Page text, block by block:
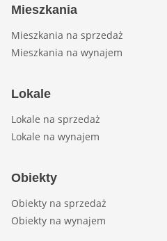
Mieszkania
Mieszkania na sprzedaż
Mieszkania na wynajem
Lokale
Lokale na sprzedaż
Lokale na wynajem
Obiekty
Obiekty na sprzedaż
Obiekty na wynajem